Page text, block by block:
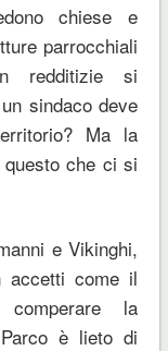
chiese e
parrocchiali
redditizie si
sindaco deve
Ma la
che ci si
e Vikinghi,
accetti come il
la
è lieto di